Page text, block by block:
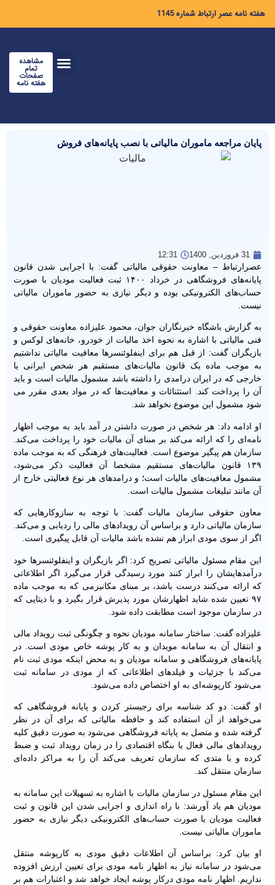
هفته نامه عصر ارتباط شماره 1145
مشاهده
تمام
صفحات
هفته نامه
پایان مراجعه ماموران مالیاتی با نصب پایانه‌های فروش
31 فروردین, 1400 12:31
عصرارتباط – معاونت حقوقی مالیاتی گفت: با اجرایی شدن قانون
پایانه‌های فروشگاهی در خرداد ۱۴۰۰ ثبت فعالیت مودیان با صورت
حساب‌های الکترونیکی بوده و دیگر نیازی به حضور ماموران مالیاتی
نیست.
به گزارش باشگاه خبرنگاران جوان، محمود علیزاده معاونت حقوقی و
فنی مالیاتی با اشاره به نحوه اخذ مالیات از خودرو، خانه‌های لوکس و
بازیگران گفت: از قبل هم برای اینفلوئنسرها معافیت مالیاتی نداشتیم
به موجب ماده یک قانون مالیات‌های مستقیم هر شخص ایرانی یا
خارجی که در ایران درامدی را داشته باشد مشمول مالیات است و باید
آن را پرداخت کند. استثنائات و معافیت‌ها که در مواد بعدی مقرر می
شود مشمول این موضوع نخواهد شد.
او ادامه داد: هر شخص در صورت داشتن در آمد باید به موجب اظهار
نامه‌ای را که ارائه می‌کند بر مبنای آن مالیات خود را پرداخت می‌کند.
سازمان هم پیگیر موضوع است. فعالیت‌های فرهنگی که به موجب ماده
۱۳۹ قانون مالیات‌های مستقیم مشخصا آن فعالیت ذکر می‌شود،
مشمول معافیت‌های مالیات است؛ و درامدهای هر نوع فعالیتی خارج از
آن مانند تبلیغات مشمول مالیات است.
معاون حقوقی سازمان مالیات گفت: با توجه به سازوکارهایی که
سازمان مالیاتی دارد و براساس آن رویدادهای مالی را ردیابی و می‌کند.
اگر از سوی مودی ابراز هم نشده باشد مالیات آن قابل پیگیری است.
این مقام مسئول مالیاتی تصریح کرد: اگر بازیگران و اینفلوئنسرها خود
درآمدهایشان را ابراز کنند مورد رسیدگی قرار می‌گیرد اگر اطلاعاتی
که ارائه می‌کنند درست باشد، بر مبنای مکانیزمی که به موجب ماده
۹۷ تعیین شده شاید اظهارشان مورد پذیرش قرار بگیرد و با دیتایی که
در سازمان موجود است مطابقت داده شود.
علیزاده گفت: ساختار سامانه مودیان نحوه و چگونگی ثبت رویداد مالی
و انتقال آن به سامانه مویدان و به کار پوشه خاص مودی است. در
پایانه‌های فروشگاهی و سامانه مودیان و به محض اینکه مودی ثبت نام
می‌کند با جزئیات و فیلدهای اطلاعاتی که از مودی در سامانه ثبت
می‌شود کارپوشه‌ای به او اختصاص داده می‌شود.
او گفت: دو کد شناسه برای رجیستر کردن و پایانه فروشگاهی که
می‌خواهد از آن استفاده کند و حافظه مالیاتی که برای آن در نظر
گرفته شده و متصل به پایاته فروشگاهی می‌شود به صورت دقیق کلیه
رویدادهای مالی فعال یا بنگاه اقتصادی را در زمان رویداد ثبت و ضبط
کرده و با متدی که سازمان تعریف می‌کند آن را به مراکز داده‌ای
سازمان منتقل کند.
این مقام مسئول در سازمان مالیات با اشاره به تسهیلات این سامانه به
مودیان هم یاد آورشد: با راه اندازی و اجرایی شدن این قانون و ثبت
فعالیت مودیان با صورت حساب‌های الکترونیکی دیگر نیازی به حضور
ماموران مالیاتی نیست.
او بیان کرد: براساس آن اطلاعات دقیق مودی به کارپوشه منتقل
می‌شود در سامانه نیاز به اظهار نامه مودی برای تعیین ارزش افزوده
نداریم. اظهار نامه مودی درکار پوشه ایجاد خواهد شد و اعتبارات هم بر